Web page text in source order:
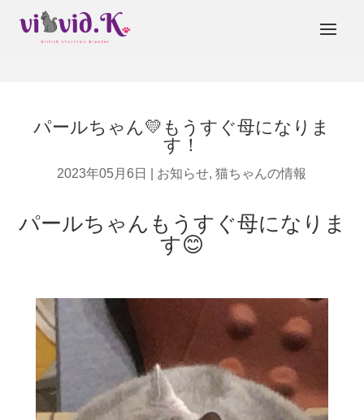
パールちゃん💛もうすぐ母になりま
す！
2023年05月6日 お知らせ,猫ちゃんの情報
パールちゃんもうすぐ母になりま
す😊